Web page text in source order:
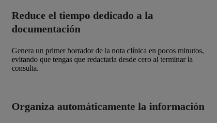
Reduce el tiempo dedicado a la
documentación
Genera un primer borrador de la nota clínica en pocos minutos,
evitando que tengas que redactarla desde cero al terminar la
consulta.
Organiza automáticamente la información